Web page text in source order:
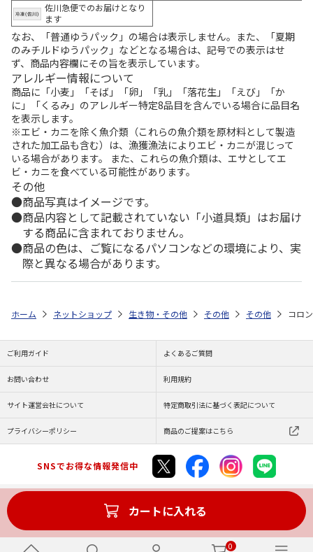
0
佐川急便でのお届けとなり
ます
なお、「普通ゆうパック」の場合は表示しません。また、「夏期
のみチルドゆうパック」などとなる場合は、記号での表示はせ
ず、商品内容欄にその旨を表示しています。
アレルギー情報について
商品に「小麦」「そば」「卵」「乳」「落花生」「えび」「か
に」「くるみ」のアレルギー特定8品目を含んでいる場合に品目名
を表示します。
※エビ・カニを除く魚介類（これらの魚介類を原材料として製造
された加工品も含む）は、漁獲漁法によりエビ・カニが混じって
いる場合があります。 また、これらの魚介類は、エサとしてエ
ビ・カニを食べている可能性があります。
その他
商品写真はイメージです。
商品内容として記載されていない「小道具類」はお届け
する商品に含まれておりません。
商品の色は、ご覧になるパソコンなどの環境により、実
際と異なる場合があります。
カートに入れる
ホーム ネットショップ 生き物・その他 その他 その他 コロ
ご利用ガイド よくあるご質問
お問い合わせ 利用規約
サイト運営会社について 特定商取引法に基づく表記について
プライバシーポリシー 商品のご提案はこちら
SNSでお得な情報発信中